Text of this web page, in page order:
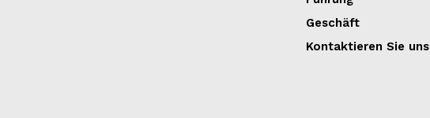
Geschäft
Kontaktieren Sie uns